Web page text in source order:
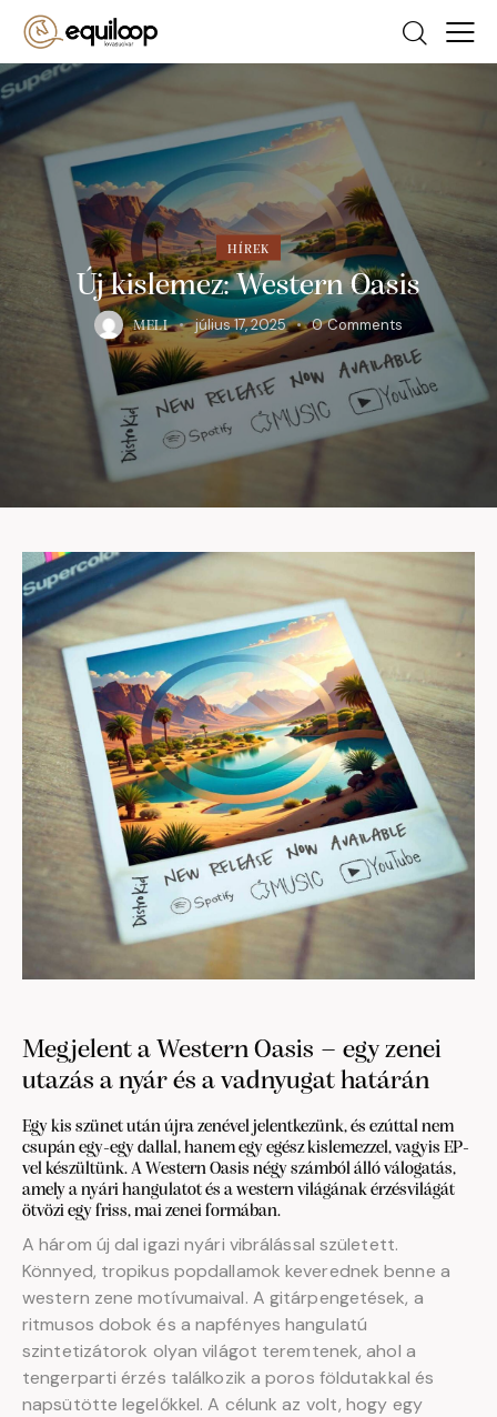
HÍREK
Új kislemez: Western Oasis
MELI július 17, 2025 0 Comments
Megjelent a Western Oasis – egy zenei
utazás a nyár és a vadnyugat határán
Egy kis szünet után újra zenével jelentkezünk, és ezúttal nem
csupán egy-egy dallal, hanem egy egész kislemezzel, vagyis EP-
vel készültünk. A Western Oasis négy számból álló válogatás,
amely a nyári hangulatot és a western világának érzésvilágát
ötvözi egy friss, mai zenei formában.
A három új dal igazi nyári vibrálással született.
Könnyed, tropikus popdallamok keverednek benne a
western zene motívumaival. A gitárpengetések, a
ritmusos dobok és a napfényes hangulatú
szintetizátorok olyan világot teremtenek, ahol a
tengerparti érzés találkozik a poros földutakkal és
napsütötte legelőkkel. A célunk az volt, hogy egy